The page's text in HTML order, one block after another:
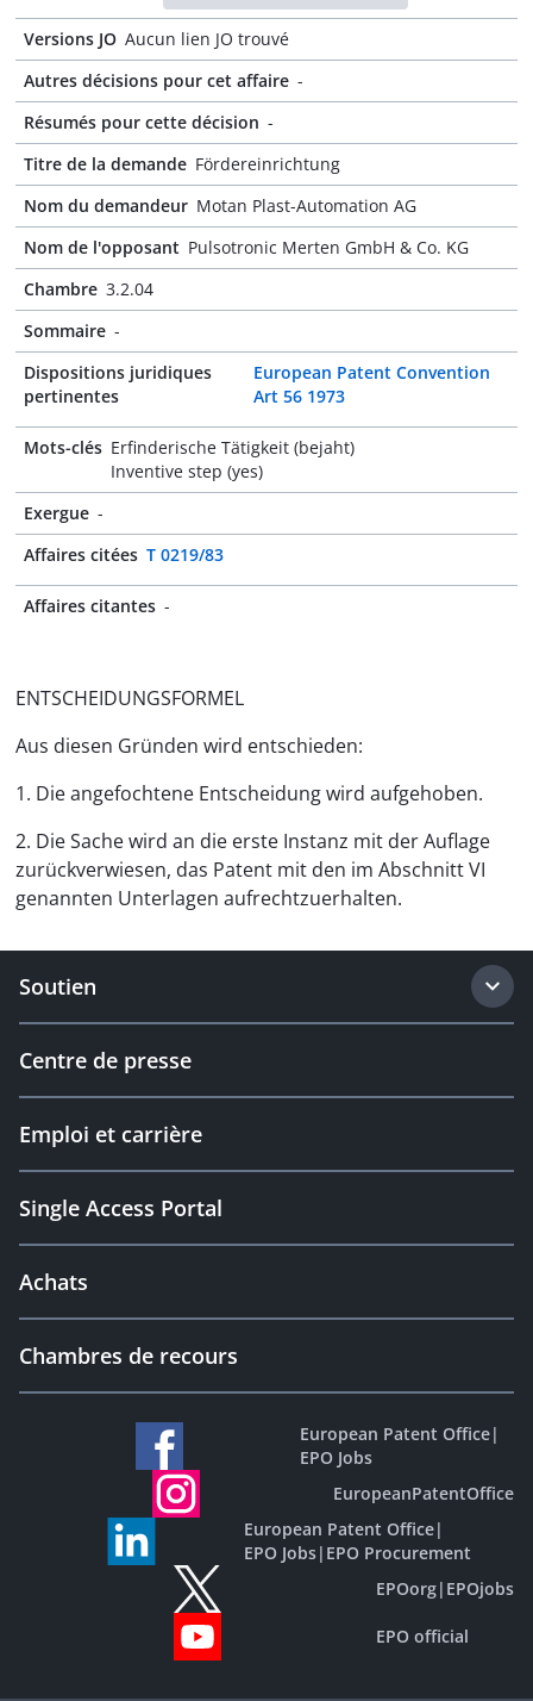
Versions JO Aucun lien JO trouvé
Autres décisions pour cet affaire -
Résumés pour cette décision -
Titre de la demande Fördereinrichtung
Nom du demandeur Motan Plast-Automation AG
Nom de l'opposant Pulsotronic Merten GmbH & Co. KG
Chambre 3.2.04
Sommaire -
Dispositions juridiques
pertinentes
European Patent Convention
Art 56 1973
Mots-clés Erfinderische Tätigkeit (bejaht)
Inventive step (yes)
Exergue -
Affaires citées T 0219/83
Affaires citantes -
ENTSCHEIDUNGSFORMEL
Aus diesen Gründen wird entschieden:
1. Die angefochtene Entscheidung wird aufgehoben.
2. Die Sache wird an die erste Instanz mit der Auflage
zurückverwiesen, das Patent mit den im Abschnitt VI
genannten Unterlagen aufrechtzuerhalten.
Soutien
Centre de presse
Emploi et carrière
Single Access Portal
Achats
Chambres de recours
European Patent Office|
EPO Jobs
EuropeanPatentOffice
European Patent Office|
EPO Jobs| EPO Procurement
EPOorg| EPOjobs
EPO official